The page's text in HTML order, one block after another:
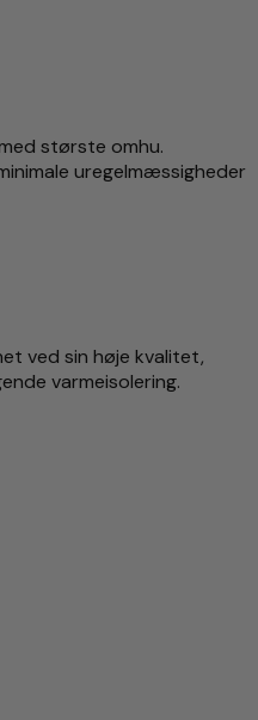
største omhu.
uregelmæssigheder
ved sin høje kvalitet,
varmeisolering.